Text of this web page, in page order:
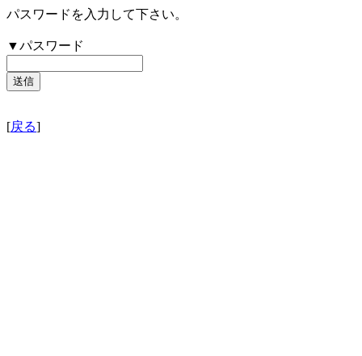
パスワードを入力して下さい。
▼パスワード
[戻る]